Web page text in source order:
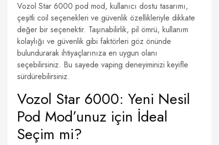
Vozol Star 6000 pod mod, kullanıcı dostu tasarımı,
çeşitli coil seçenekleri ve güvenlik özellikleriyle dikkate
değer bir seçenektir. Taşınabilirlik, pil ömrü, kullanım
kolaylığı ve güvenlik gibi faktörleri göz önünde
bulundurarak ihtiyaçlarınıza en uygun olanı
seçebilirsiniz. Bu sayede vaping deneyiminizi keyifle
sürdürebilirsiniz.
Vozol Star 6000: Yeni Nesil
Pod Mod’unuz için İdeal
Seçim mi?